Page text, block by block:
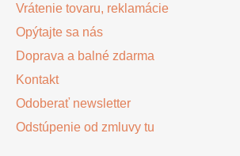
Vrátenie tovaru, reklamácie
Opýtajte sa nás
Doprava a balné zdarma
Kontakt
Odoberať newsletter
Odstúpenie od zmluvy tu